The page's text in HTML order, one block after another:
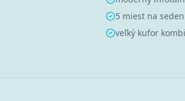
5 miest na
veľký kufor kombi